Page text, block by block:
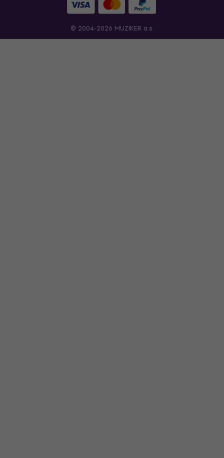
© 2004-2026 MUZIKER a.s.